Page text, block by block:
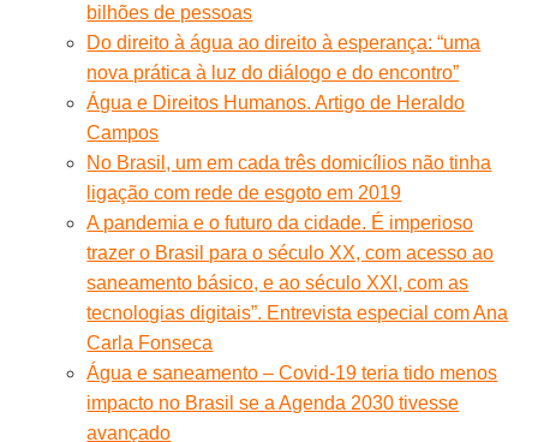
bilhões de pessoas
Do direito à água ao direito à esperança: “uma
nova prática à luz do diálogo e do encontro”
Água e Direitos Humanos. Artigo de Heraldo
Campos
No Brasil, um em cada três domicílios não tinha
ligação com rede de esgoto em 2019
A pandemia e o futuro da cidade. É imperioso
trazer o Brasil para o século XX, com acesso ao
saneamento básico, e ao século XXI, com as
tecnologias digitais”. Entrevista especial com Ana
Carla Fonseca
Água e saneamento – Covid-19 teria tido menos
impacto no Brasil se a Agenda 2030 tivesse
avançado